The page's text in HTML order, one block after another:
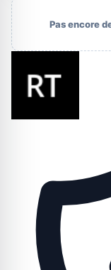
Pas encore